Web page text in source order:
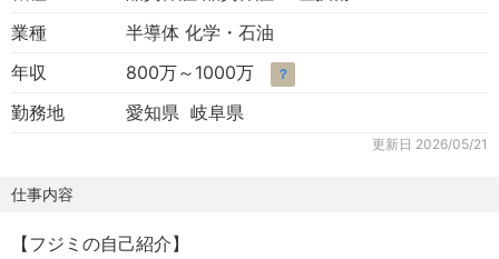
業種
半導体 化学・石油
年収
800万～1000万 ？
勤務地 愛知県 岐阜県
更新日 2026/05/21
仕事内容
【フジミの自己紹介】